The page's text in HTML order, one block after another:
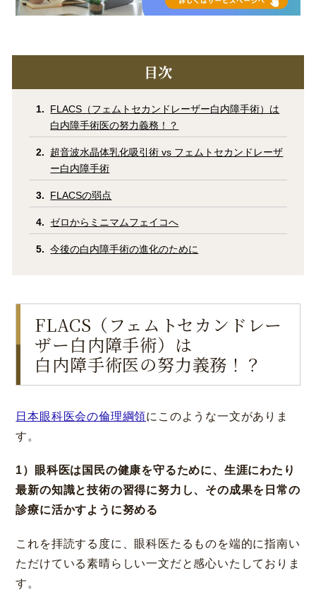
目次
FLACS（フェムトセカンドレーザー白内障手術）は
白内障手術医の努力義務！？
超音波水晶体乳化吸引術 vs フェムトセカンドレーザ
ー白内障手術
FLACSの弱点
ゼロからミニマムフェイコへ
今後の白内障手術の進化のために
FLACS（フェムトセカンドレー
ザー白内障手術）は
白内障手術医の努力義務！？
日本眼科医会の倫理綱領にこのような一文がありま
す。
1）眼科医は国民の健康を守るために、生涯にわたり
最新の知識と技術の習得に努力し、その成果を日常の
診療に活かすように努める
これを拝読する度に、眼科医たるものを端的に指南い
ただけている素晴らしい一文だと感心いたしておりま
す。